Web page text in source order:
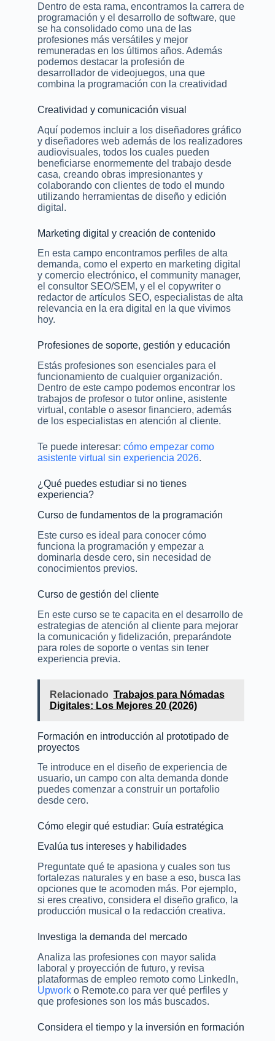
Dentro de esta rama, encontramos la carrera de
programación y el desarrollo de software, que
se ha consolidado como una de las
profesiones más versátiles y mejor
remuneradas en los últimos años. Además
podemos destacar la profesión de
desarrollador de videojuegos, una que
combina la programación con la creatividad
Creatividad y comunicación visual
Aquí podemos incluir a los diseñadores gráfico
y diseñadores web además de los realizadores
audiovisuales, todos los cuales pueden
beneficiarse enormemente del trabajo desde
casa, creando obras impresionantes y
colaborando con clientes de todo el mundo
utilizando herramientas de diseño y edición
digital.
Marketing digital y creación de contenido
En esta campo encontramos perfiles de alta
demanda, como el experto en marketing digital
y comercio electrónico, el community manager,
el consultor SEO/SEM, y el el copywriter o
redactor de artículos SEO, especialistas de alta
relevancia en la era digital en la que vivimos
hoy.
Profesiones de soporte, gestión y educación
Estás profesiones son esenciales para el
funcionamiento de cualquier organización.
Dentro de este campo podemos encontrar los
trabajos de profesor o tutor online, asistente
virtual, contable o asesor financiero, además
de los especialistas en atención al cliente.
Te puede interesar: cómo empezar como
asistente virtual sin experiencia 2026.
¿Qué puedes estudiar si no tienes
experiencia?
Curso de fundamentos de la programación
Este curso es ideal para conocer cómo
funciona la programación y empezar a
dominarla desde cero, sin necesidad de
conocimientos previos.
Curso de gestión del cliente
En este curso se te capacita en el desarrollo de
estrategias de atención al cliente para mejorar
la comunicación y fidelización, preparándote
para roles de soporte o ventas sin tener
experiencia previa.
Relacionado Trabajos para Nómadas
Digitales: Los Mejores 20 (2026)
Formación en introducción al prototipado de
proyectos
Te introduce en el diseño de experiencia de
usuario, un campo con alta demanda donde
puedes comenzar a construir un portafolio
desde cero.
Cómo elegir qué estudiar: Guía estratégica
Evalúa tus intereses y habilidades
Preguntate qué te apasiona y cuales son tus
fortalezas naturales y en base a eso, busca las
opciones que te acomoden más. Por ejemplo,
si eres creativo, considera el diseño grafico, la
producción musical o la redacción creativa.
Investiga la demanda del mercado
Analiza las profesiones con mayor salida
laboral y proyección de futuro, y revisa
plataformas de empleo remoto como LinkedIn,
Upworko Remote.co para ver qué perfiles y
que profesiones son los más buscados.
Considera el tiempo y la inversión en formación